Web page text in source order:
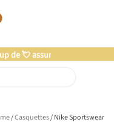
de 💘 assuré
/Casquettes/ Nike Sportswear